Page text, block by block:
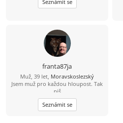
Seznámit se
franta87ja
Muž, 39 let, Moravskoslezský
Jsem muž pro každou hloupost. Tak
piš
Seznámit se